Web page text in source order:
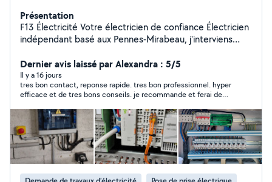
Présentation
F13 Électricité Votre électricien de confiance Électricien
indépendant basé aux Pennes-Mirabeau, j'interviens
dépannage et maintenance, aussi bien en résidentiel
qu'en tertiaire. Installations électriques neuves et mises
aux normes (NF C 15-100), Rénovation de tableaux
électriques et circuits, Installation de systèmes de
sécurité (alarmes, vidéosurveillance), Interphonie et
vidéophonie, Solutions électriques pour événements
(branchements provisoires, bilans de puissance,
distribution triphasée), Dépannage et mise en
conformité. Que vous soyez un particulier pour vos
travaux à domicile ou un professionnel, je vous garantis
Dernier avis laissé par Alexandra : 5/5
Il y a 16 jours
tres bon contact, reponse rapide. tres bon professionnel. hyper
efficace et de tres bons conseils. je recommande et ferai de